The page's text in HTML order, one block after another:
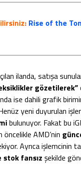
Rise of the
ilanda, satışa
gözetilerek”
ise dahili grafik
yeni duyurulan
bulunuyor. Fakat bu
öncelikle AMD’nin
Ayrıca işlemcinin
stok fansız şekilde